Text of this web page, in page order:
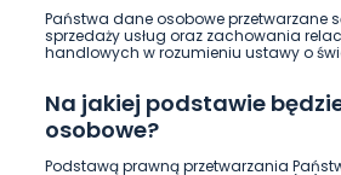
Państwa dane osobowe przetwarzane
sprzedaży usług oraz zachowania
handlowych w rozumieniu ustawy o
Na jakiej podstawie
osobowe?
Podstawą prawną przetwarzania